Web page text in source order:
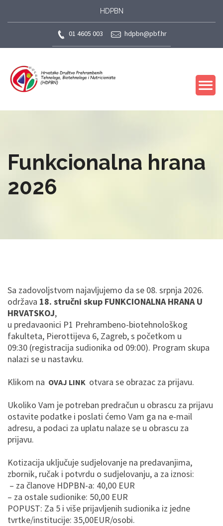
HDPBN
01 4605 003 hdpbn@pbf.hr
Funkcionalna hrana
2026
Sa zadovoljstvom najavljujemo da se 08. srpnja 2026.
održava 18. stručni skup FUNKCIONALNA HRANA U
HRVATSKOJ,
u predavaonici P1 Prehrambeno-biotehnološkog
fakulteta, Pierottijeva 6, Zagreb, s početkom u
09:30 (registracija sudionika od 09:00). Program skupa
nalazi se u nastavku.
Klikom na OVAJ LINK otvara se obrazac za prijavu.
Ukoliko Vam je potreban predračun u obrascu za prijavu
ostavite podatke i poslati ćemo Vam ga na e-mail
adresu, a podaci za uplatu nalaze se u obrascu za
prijavu.
Kotizacija uključuje sudjelovanje na predavanjima,
zbornik, ručak i potvrdu o sudjelovanju, a za iznosi:
– za članove HDPBN-a: 40,00 EUR
– za ostale sudionike: 50,00 EUR
POPUST: Za 5 i više prijavljenih sudionika iz jedne
tvrtke/institucije: 35,00EUR/osobi.